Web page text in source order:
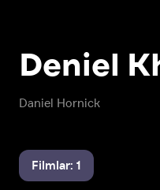
Daniel Hornick
Deniel
Filmlar: 1